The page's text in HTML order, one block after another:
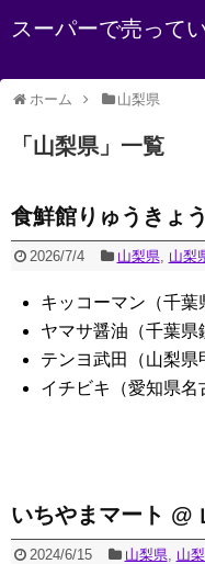
スーパーで売って
ホーム 山梨県
「 山梨県 」 一覧
食鮮館りゅうきょ
2026/7/4 山梨県, 山梨
キッコーマン（千葉
ヤマサ醤油（千葉県
テンヨ武田（山梨県
イチビキ（愛知県名
いちやまマート @
2024/6/15 山梨県, 山